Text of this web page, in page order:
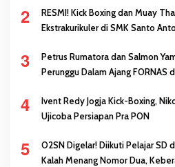
2
RESMI! Kick Boxing dan Muay Thai Dijadikan Mata Pelajaran
Ekstrakurikuler di SMK Santo
3
Petrus Rumatora dan Salmon Yames Sabet Medali
Perunggu Dalam Ajang FORNAS
4
Ivent Redy Jogja Kick-Boxing,
Ujicoba Persiapan Pra PON
5
O2SN Digelar! Diikuti Pelajar SD
Kalah Menang Nomor Dua,